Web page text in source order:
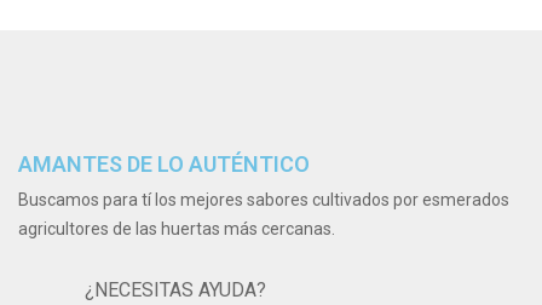
AMANTES DE LO AUTÉNTICO
Buscamos para tí los mejores sabores cultivados por esmerados
agricultores de las huertas más cercanas.
¿NECESITAS AYUDA?